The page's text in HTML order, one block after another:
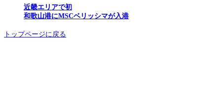
近畿エリアで初
和歌山港にMSCベリッシマが入港
トップページに戻る